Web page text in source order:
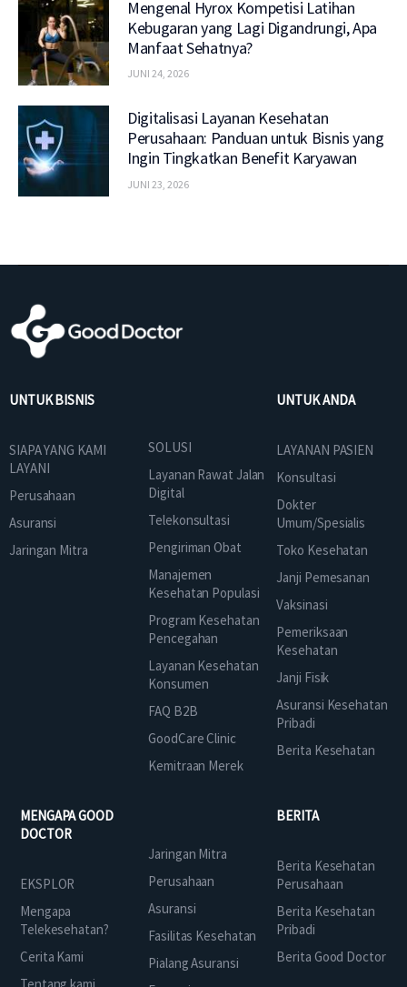
Mengenal Hyrox Kompetisi Latihan
Kebugaran yang Lagi Digandrungi, Apa
Manfaat Sehatnya?
JUNI 24, 2026
Digitalisasi Layanan Kesehatan
Perusahaan: Panduan untuk Bisnis yang
Ingin Tingkatkan Benefit Karyawan
JUNI 23, 2026
UNTUK BISNIS
SIAPA YANG KAMI
LAYANI
Perusahaan
Asuransi
Jaringan Mitra
SOLUSI
Layanan Rawat Jalan
Digital
Telekonsultasi
Pengiriman Obat
Manajemen
Kesehatan Populasi
Program Kesehatan
Pencegahan
Layanan Kesehatan
Konsumen
FAQ B2B
GoodCare Clinic
Kemitraan Merek
UNTUK ANDA
LAYANAN PASIEN
Konsultasi
Dokter
Umum/Spesialis
Toko Kesehatan
Janji Pemesanan
Vaksinasi
Pemeriksaan
Kesehatan
Janji Fisik
Asuransi Kesehatan
Pribadi
Berita Kesehatan
MENGAPA GOOD
DOCTOR
EKSPLOR
Mengapa
Telekesehatan?
Cerita Kami
Jaringan Mitra
Perusahaan
Asuransi
Fasilitas Kesehatan
Pialang Asuransi
BERITA
Berita Kesehatan
Perusahaan
Berita Kesehatan
Pribadi
Berita Good Doctor